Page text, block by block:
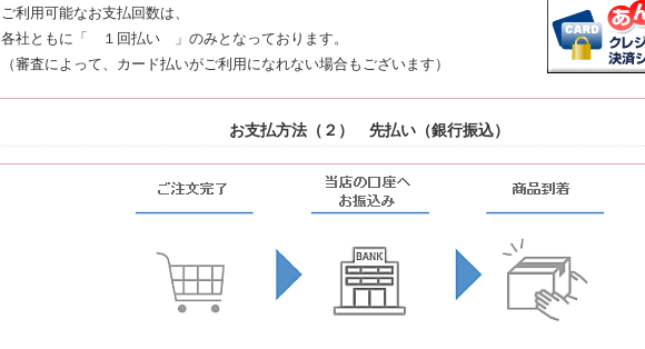
ご利用可能なお支払回数は、
各社ともに「 １回払い 」のみとなっております。
（審査によって、カード払いがご利用になれない場合もございます）
お支払方法（２） 先払い（銀行振込）